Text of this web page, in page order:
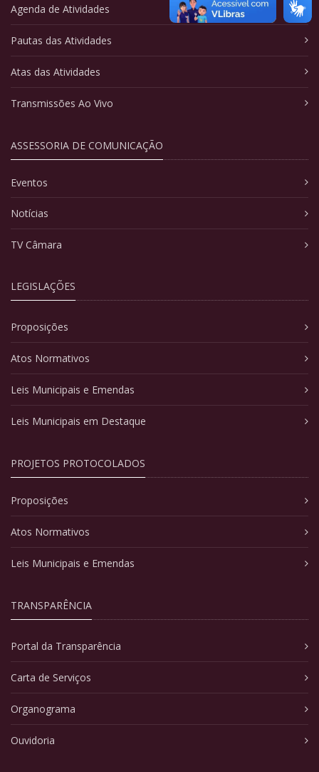
Agenda de Atividades
Pautas das Atividades
Atas das Atividades
Transmissões Ao Vivo
ASSESSORIA DE COMUNICAÇÃO
Eventos
Notícias
TV Câmara
LEGISLAÇÕES
Proposições
Atos Normativos
Leis Municipais e Emendas
Leis Municipais em Destaque
PROJETOS PROTOCOLADOS
Proposições
Atos Normativos
Leis Municipais e Emendas
TRANSPARÊNCIA
Portal da Transparência
Carta de Serviços
Organograma
Ouvidoria